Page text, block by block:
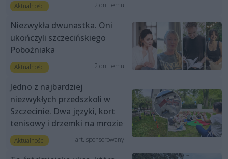
Aktualności 2 dni temu
Niezwykła dwunastka. Oni
ukończyli szczecińskiego
Pobożniaka
Aktualności 2 dni temu
Jedno z najbardziej
niezwykłych przedszkoli w
Szczecinie. Dwa języki, kort
tenisowy i drzemki na mrozie
Aktualności art. sponsorowany